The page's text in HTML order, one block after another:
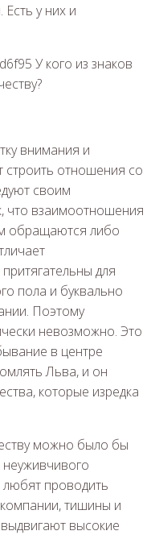
у них и
внимания и
строить отношения со
своим
что взаимоотношения
обращаются либо
для
пола и буквально
Поэтому
невозможно. Это
в центре
Льва, и он
которые изредка
можно было бы
любят проводить
тишины и
высокие